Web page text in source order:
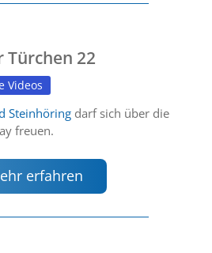
22
Videos
Steinhöring darf sich über die
freuen.
erfahren